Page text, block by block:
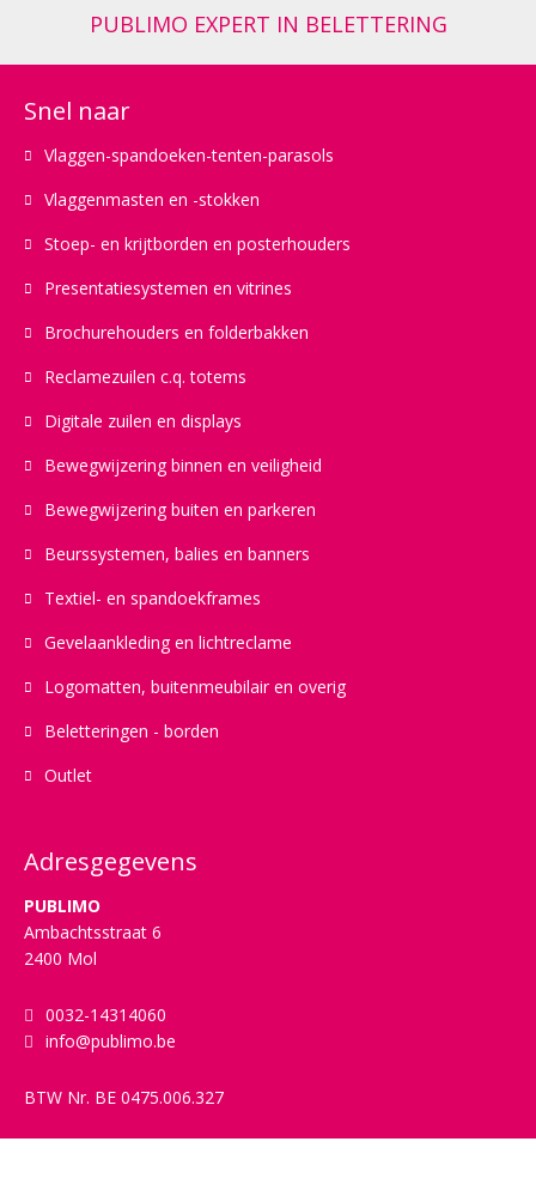
PUBLIMO EXPERT IN BELETTERING
Adresgegevens
PUBLIMO
Ambachtsstraat 6
2400 Mol
0032-14314060
info@publimo.be
BTW Nr. BE 0475.006.327
Snel naar
Vlaggen-spandoeken-tenten-parasols
Vlaggenmasten en -stokken
Stoep- en krijtborden en posterhouders
Presentatiesystemen en vitrines
Brochurehouders en folderbakken
Reclamezuilen c.q. totems
Digitale zuilen en displays
Bewegwijzering binnen en veiligheid
Bewegwijzering buiten en parkeren
Beurssystemen, balies en banners
Textiel- en spandoekframes
Gevelaankleding en lichtreclame
Logomatten, buitenmeubilair en overig
Beletteringen - borden
Outlet